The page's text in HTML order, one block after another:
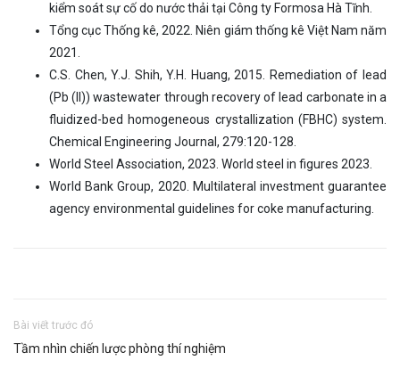
kiểm soát sự cố do nước thải tại Công ty Formosa Hà Tĩnh.
Tổng cục Thống kê, 2022. Niên giám thống kê Việt Nam năm
2021.
C.S. Chen, Y.J. Shih, Y.H. Huang, 2015. Remediation of lead
(Pb (II)) wastewater through recovery of lead carbonate in a
fluidized-bed homogeneous crystallization (FBHC) system.
Chemical Engineering Journal, 279:120-128.
World Steel Association, 2023. World steel in figures 2023.
World Bank Group, 2020. Multilateral investment guarantee
agency environmental guidelines for coke manufacturing.
Bài viết trước đó
Tầm nhìn chiến lược phòng thí nghiệm